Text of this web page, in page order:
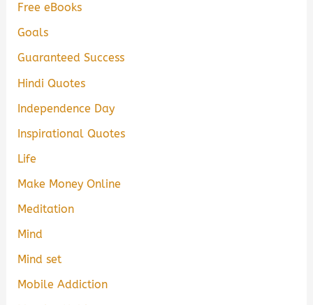
Free eBooks
Goals
Guaranteed Success
Hindi Quotes
Independence Day
Inspirational Quotes
Life
Make Money Online
Meditation
Mind
Mind set
Mobile Addiction